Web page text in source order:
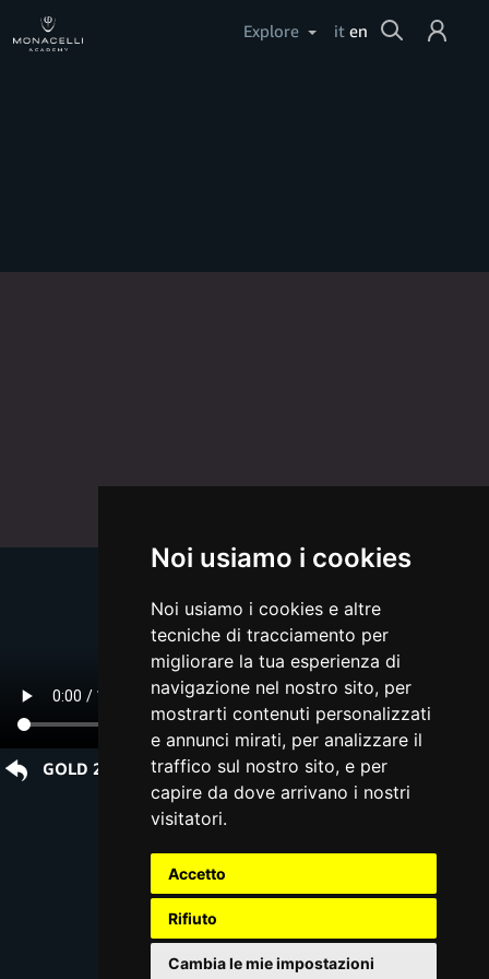
Noi usiamo i cookies
Noi usiamo i cookies e altre
tecniche di tracciamento per
migliorare la tua esperienza di
navigazione nel nostro sito, per
mostrarti contenuti personalizzati
e annunci mirati, per analizzare il
traffico sul nostro sito, e per
capire da dove arrivano i nostri
visitatori.
Accetto
Rifiuto
Cambia le mie impostazioni
Explore it en Cerca
GOLD 20 Unique Beauty Sensations beyond compare